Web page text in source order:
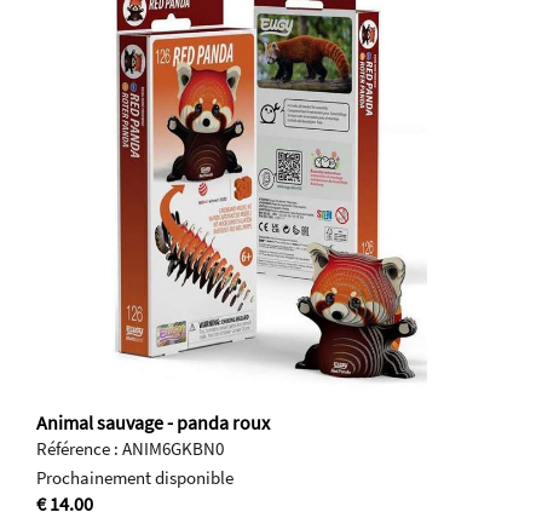
Animal sauvage - panda roux
Référence : ANIM6GKBN0
Prochainement disponible
€ 14.00